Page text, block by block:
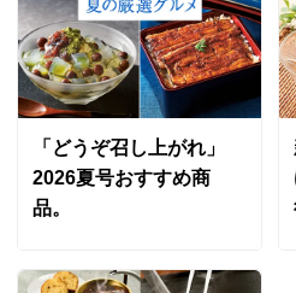
「どうぞ召し上がれ」
2026夏号おすすめ商
品。